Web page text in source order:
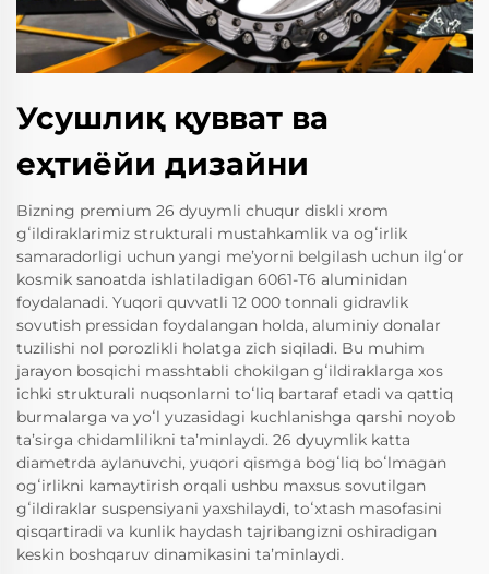
Усушлиқ қувват ва
еҳтиёйи дизайни
Bizning premium 26 dyuymli chuqur diskli xrom
gʻildiraklarimiz strukturali mustahkamlik va ogʻirlik
samaradorligi uchun yangi meʼyorni belgilash uchun ilgʻor
kosmik sanoatda ishlatiladigan 6061-T6 aluminidan
foydalanadi. Yuqori quvvatli 12 000 tonnali gidravlik
sovutish pressidan foydalangan holda, aluminiy donalar
tuzilishi nol porozlikli holatga zich siqiladi. Bu muhim
jarayon bosqichi masshtabli chokilgan gʻildiraklarga xos
ichki strukturali nuqsonlarni toʻliq bartaraf etadi va qattiq
burmalarga va yoʻl yuzasidagi kuchlanishga qarshi noyob
taʼsirga chidamlilikni taʼminlaydi. 26 dyuymlik katta
diametrda aylanuvchi, yuqori qismga bogʻliq boʻlmagan
ogʻirlikni kamaytirish orqali ushbu maxsus sovutilgan
gʻildiraklar suspensiyani yaxshilaydi, toʻxtash masofasini
qisqartiradi va kunlik haydash tajribangizni oshiradigan
keskin boshqaruv dinamikasini taʼminlaydi.